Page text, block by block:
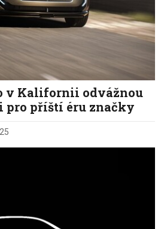
v Kalifornii odvážnou
pro příští éru značky